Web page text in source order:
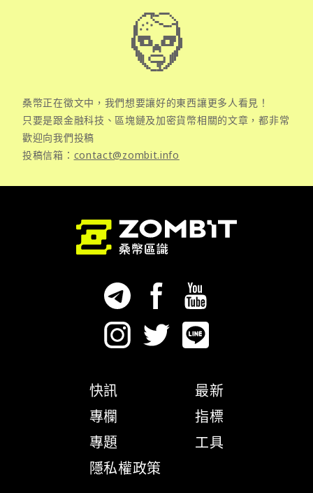
桑幣正在徵文中，我們想要讓好的東西讓更多人看見！
只要是跟金融科技、區塊鏈及加密貨幣相關的文章，都非常
歡迎向我們投稿
投稿信箱： contact@zombit.info
快訊
專欄
專題
隱私權政策
最新
指標
工具